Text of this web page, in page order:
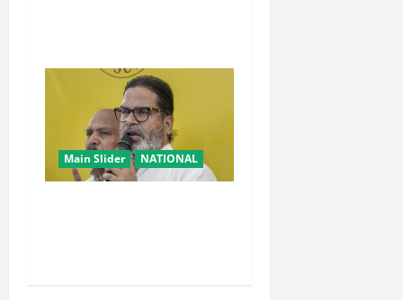
Main Slider NATIONAL